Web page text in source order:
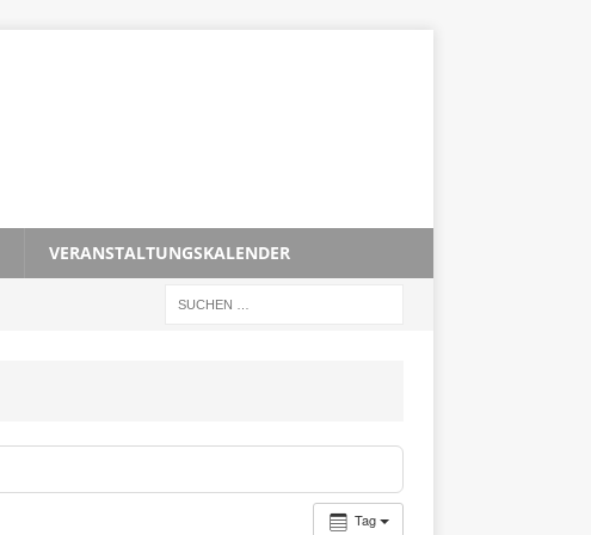
VERANSTALTUNGSKALENDER
Tag